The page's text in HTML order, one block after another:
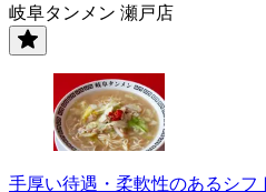
岐阜タンメン 瀬戸店
手厚い待遇・柔軟性のあるシ